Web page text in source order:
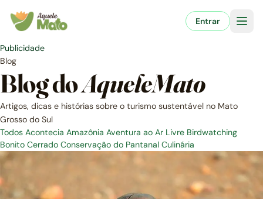
para
conteúdo
Entrar
Publicidade
Blog
Blog doAqueleMato
Artigos, dicas e histórias sobre o turismo sustentável no Mato
Grosso do Sul
Todos Acontecia Amazônia Aventura ao Ar Livre Birdwatching
Bonito Cerrado Conservação do Pantanal Culinária